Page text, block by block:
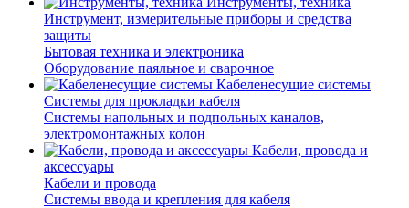
Инструмент, измерительные приборы и средства
защиты
Бытовая техника и электроника
Оборудование паяльное и сварочное
Кабеленесущие системы
Системы для прокладки кабеля
Системы напольных и подпольных каналов,
электромонтажных колон
Кабели, провода и
аксессуары
Кабели и провода
Системы ввода и крепления для кабеля